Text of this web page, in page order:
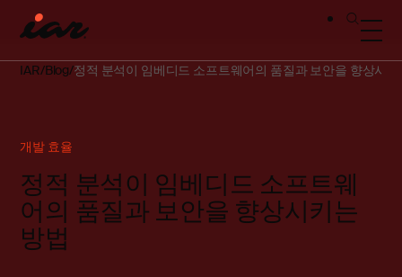
IAR Blog 정적 분석이 임베디드 소프트웨어의 품질과 보안을 향상시
개발 효율
정적 분석이 임베디드 소프트웨
어의 품질과 보안을 향상시키는
방법